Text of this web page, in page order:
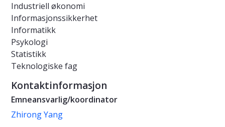
Industriell økonomi
Informasjonssikkerhet
Informatikk
Psykologi
Statistikk
Teknologiske fag
Kontaktinformasjon
Emneansvarlig/koordinator
Zhirong Yang